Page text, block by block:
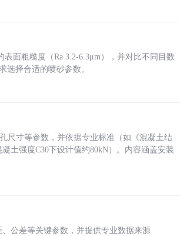
面粗糙度（Ra 3.2-6.3μm），并对比不同目数
选择合适的喷砂参数。
尺寸等参数，并依据专业标准（如《混凝土结
土强度C30下设计值约80kN）。内容涵盖安装
公差等关键参数，并提供专业数据来源